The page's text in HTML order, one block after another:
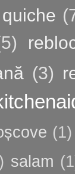
quiche
(3)
(1)
salam